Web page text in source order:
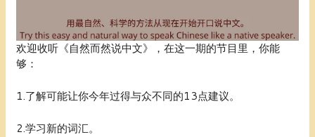
欢迎收听《自然而然说中文》，在这一期的节目里，你能
够：
1.了解可能让你今年过得与众不同的13点建议。
2.学习新的词汇。